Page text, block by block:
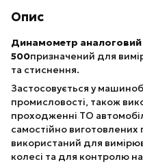
Опис
Динамометр аналоговий
500призначений для
та стиснення.
Застосовується у
промисловості, також
проходженні ТО
самостійно
використаний для
колесі та для контролю